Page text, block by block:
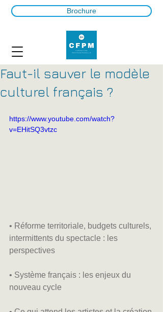
Brochure
Faut-il sauver le modèle
culturel français ?
https://www.youtube.com/watch?
v=EHitSQ3vtzc
• Réforme territoriale, budgets culturels,
intermittents du spectacle : les
perspectives
• Système français : les enjeux du
nouveau cycle